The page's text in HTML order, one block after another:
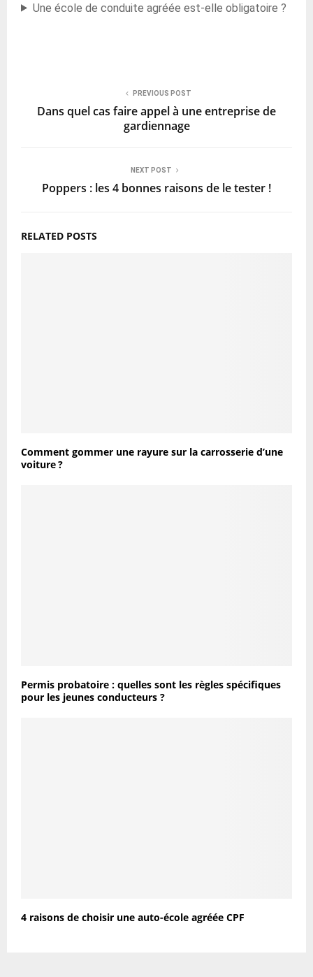
Une école de conduite agréée est-elle obligatoire ?
PREVIOUS POST
Dans quel cas faire appel à une entreprise de
gardiennage
NEXT POST
Poppers : les 4 bonnes raisons de le tester !
RELATED POSTS
Comment gommer une rayure sur la carrosserie d’une
voiture ?
Permis probatoire : quelles sont les règles spécifiques
pour les jeunes conducteurs ?
4 raisons de choisir une auto-école agréée CPF